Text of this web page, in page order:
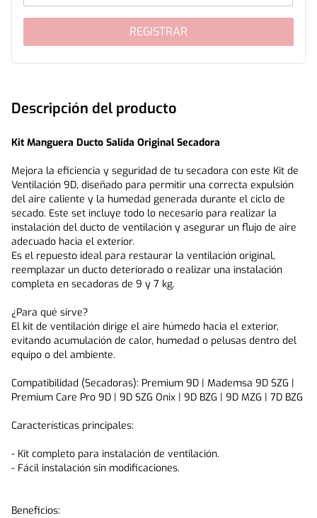
Características principales:
- Kit completo para instalación de ventilación.
- Fácil instalación sin modificaciones.
Beneficios:
- Reduce humedad y calor acumulado en el ambiente.
eficiente.
REGISTRAR
Descripción del producto
Kit Manguera Ducto Salida Original Secadora
Mejora la eficiencia y seguridad de tu secadora con este Kit de
Ventilación 9D, diseñado para permitir una correcta expulsión
del aire caliente y la humedad generada durante el ciclo de
secado. Este set incluye todo lo necesario para realizar la
instalación del ducto de ventilación y asegurar un flujo de aire
adecuado hacia el exterior.
Es el repuesto ideal para restaurar la ventilación original,
reemplazar un ducto deteriorado o realizar una instalación
completa en secadoras de 9 y 7 kg.
¿Para qué sirve?
El kit de ventilación dirige el aire húmedo hacia el exterior,
evitando acumulación de calor, humedad o pelusas dentro del
equipo o del ambiente.
Compatibilidad (Secadoras): Premium 9D | Mademsa 9D SZG |
Premium Care Pro 9D | 9D SZG Onix | 9D BZG | 9D MZG | 7D BZG
Características principales:
- Kit completo para instalación de ventilación.
- Fácil instalación sin modificaciones.
Beneficios: